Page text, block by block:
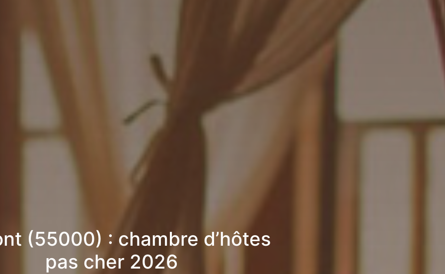
(55000) : chambre d’hôtes
pas cher 2026